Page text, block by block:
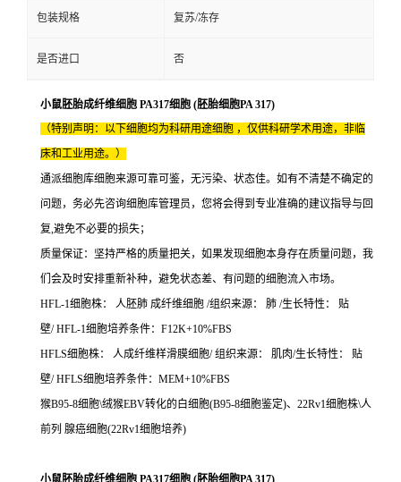
包装规格 复苏/冻存
是否进口 否
小鼠胚胎成纤维细胞 PA317细胞 (胚胎细胞PA 317)
（特别声明：以下细胞均为科研用途细胞 ，仅供科研学术用途，非临
床和工业用途。）
通派细胞库细胞来源可靠可鉴，无污染、状态佳。如有不清楚不确定的
问题，务必先咨询细胞库管理员，您将会得到专业准确的建议指导与回
复,避免不必要的损失；
质量保证：坚持严格的质量把关，如果发现细胞本身存在质量问题，我
们会及时安排重新补种，避免状态差、有问题的细胞流入市场。
HFL-1细胞株： 人胚肺 成纤维细胞 /组织来源： 肺 /生长特性： 贴
壁/ HFL-1细胞培养条件：F12K+10%FBS
HFLS细胞株： 人成纤维样滑膜细胞/ 组织来源： 肌肉/生长特性： 贴
壁/ HFLS细胞培养条件：MEM+10%FBS
猴B95-8细胞\绒猴EBV转化的白细胞(B95-8细胞鉴定)、22Rv1细胞株\人
前列 腺癌细胞(22Rv1细胞培养)
小鼠胚胎成纤维细胞 PA317细胞 (胚胎细胞PA 317)